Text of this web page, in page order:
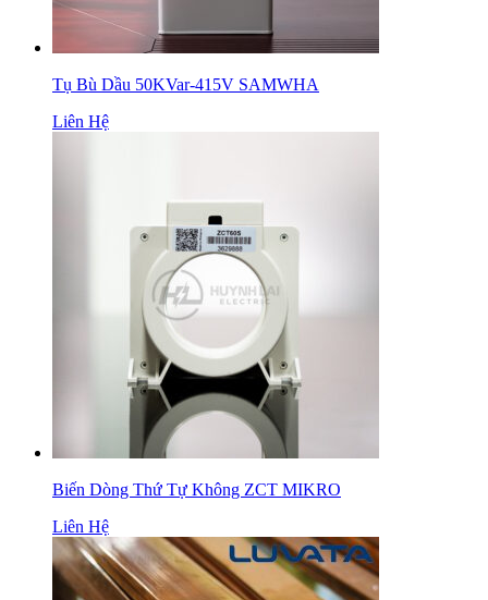
Tụ Bù Dầu 50KVar-415V SAMWHA
Liên Hệ
Biến Dòng Thứ Tự Không ZCT MIKRO
Liên Hệ